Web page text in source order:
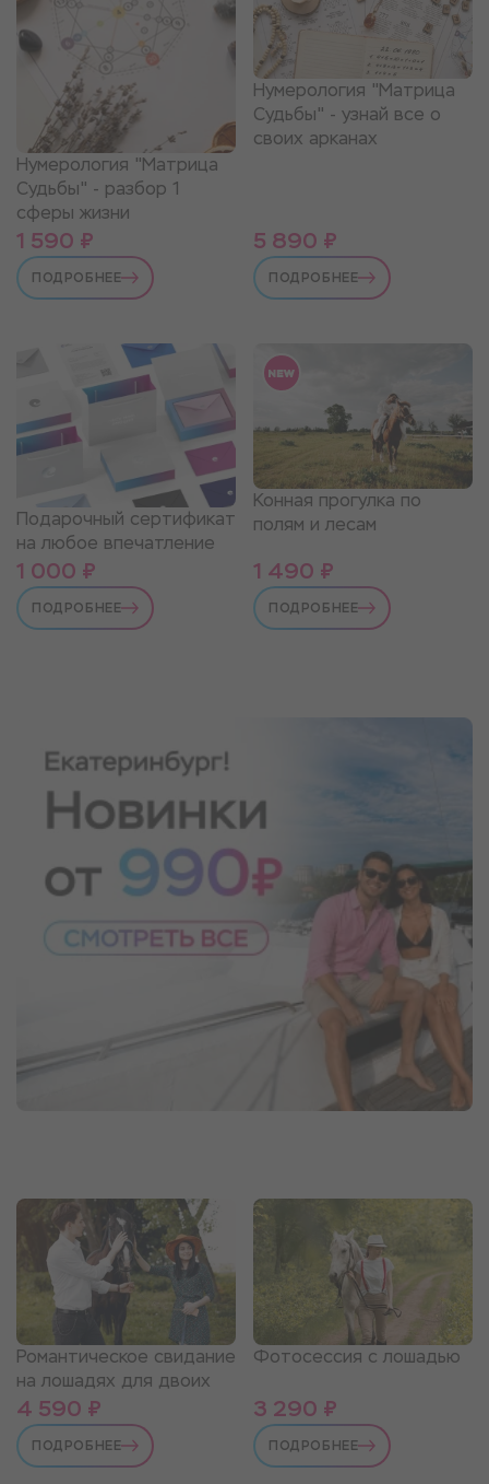
Нумерология "Матрица
Судьбы" - разбор 1
сферы жизни
1 590 ₽
ПОДРОБНЕЕ
Нумерология "Матрица
Судьбы" - узнай все о
своих арканах
5 890 ₽
ПОДРОБНЕЕ
Подарочный сертификат
на любое впечатление
1 000 ₽
ПОДРОБНЕЕ
Конная прогулка по
полям и лесам
1 490 ₽
ПОДРОБНЕЕ
Романтическое свидание
на лошадях для двоих
4 590 ₽
ПОДРОБНЕЕ
Фотосессия с лошадью
3 290 ₽
ПОДРОБНЕЕ